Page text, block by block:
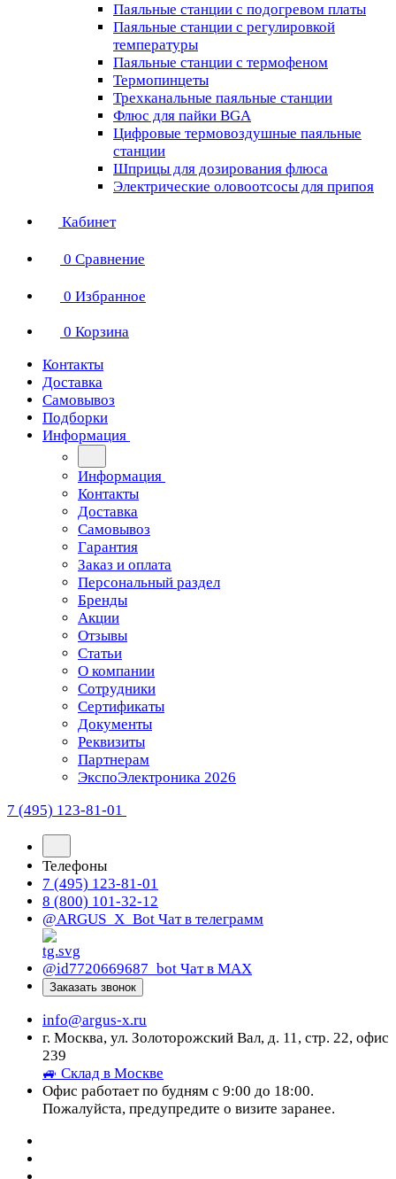
Паяльные станции с подогревом платы
Паяльные станции с регулировкой
температуры
Паяльные станции с термофеном
Термопинцеты
Трехканальные паяльные станции
Флюс для пайки BGA
Цифровые термовоздушные паяльные
станции
Шприцы для дозирования флюса
Электрические оловоотсосы для припоя
Кабинет
0 Сравнение
0 Избранное
0 Корзина
Контакты
Доставка
Самовывоз
Подборки
Информация
Информация
Контакты
Доставка
Самовывоз
Гарантия
Заказ и оплата
Персональный раздел
Бренды
Акции
Отзывы
Статьи
О компании
Сотрудники
Сертификаты
Документы
Реквизиты
Партнерам
ЭкспоЭлектроника 2026
7 (495) 123-81-01
Телефоны
7 (495) 123-81-01
8 (800) 101-32-12
@ARGUS_X_Bot Чат в телеграмм
@id7720669687_bot Чат в МАХ
Заказать звонок
info@argus-x.ru
г. Москва, ул. Золоторожский Вал, д. 11, стр. 22, офис
239
🚙 Склад в Москве
Офис работает по будням с 9:00 до 18:00.
Пожалуйста, предупредите о визите заранее.